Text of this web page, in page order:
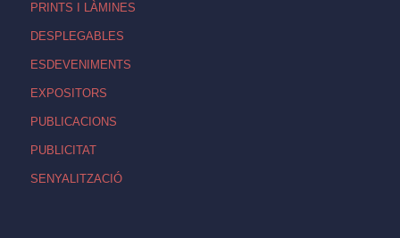
PRINTS I LÀMINES
DESPLEGABLES
ESDEVENIMENTS
EXPOSITORS
PUBLICACIONS
PUBLICITAT
SENYALITZACIÓ